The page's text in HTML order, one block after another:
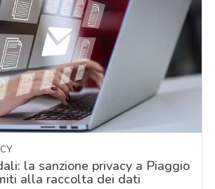
la sanzione privacy a Piaggio
alla raccolta dei dati